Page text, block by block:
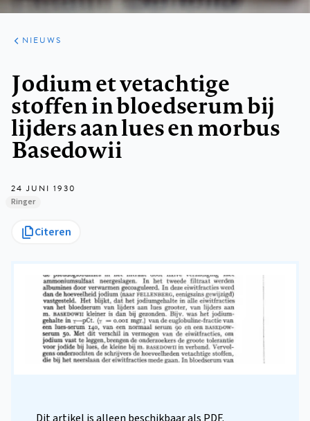
ARTIKELEN
HET
KORT
NIEUWS
Jodium et vetachtige
stoffen in bloedserum bij
lijders aan lues en morbus
Basedowii
24 JUNI 1930
Ringer
Citeren